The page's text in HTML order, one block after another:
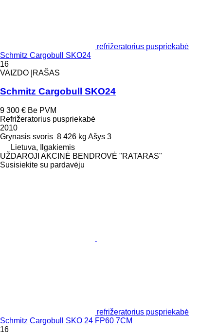
refrižeratorius puspriekabė
Schmitz Cargobull SKO24
16
VAIZDO ĮRAŠAS
Schmitz Cargobull SKO24
9 300 € Be PVM
Refrižeratorius puspriekabė
2010
Grynasis svoris 8 426 kg Ašys 3
Lietuva, Ilgakiemis
UŽDAROJI AKCINĖ BENDROVĖ "RATARAS"
Susisiekite su pardavėju
refrižeratorius puspriekabė
Schmitz Cargobull SKO 24 FP60 7CM
16